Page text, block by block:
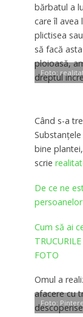
bărbatul a
care îl avea
plictisea
să facă
ploioasă,
dreptul
Foto:
Când s-a
bine
scrie
De ce ne
Cum să ai
FOTO
Omul a
afacere cu
Foto: